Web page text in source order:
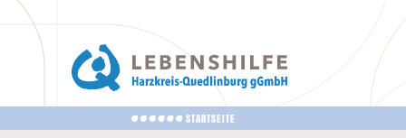
STARTSEITE